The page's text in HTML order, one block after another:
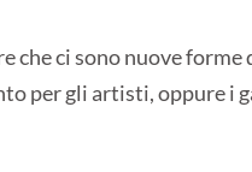
che ci sono nuove
per gli artisti, oppure i